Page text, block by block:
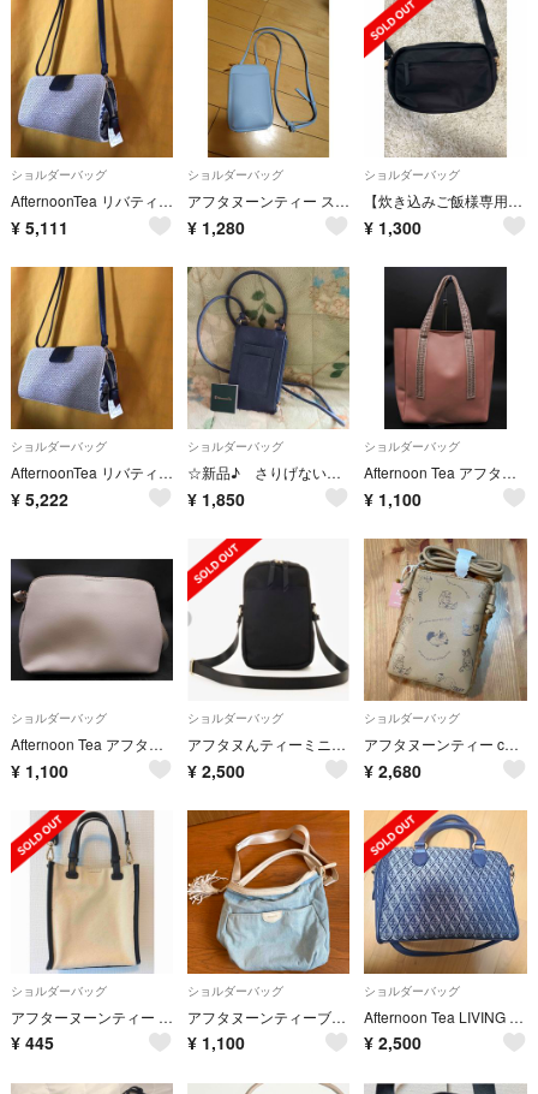
ショルダーバッグ
AfternoonTea リバティ 未使用 コラボ バッグ ショルダーバッグ
¥ 5,111
ショルダーバッグ
アフタヌーンティー スマホショルダー 水色 Panko
¥ 1,280
ショルダーバッグ
【炊き込みご飯様専用】ツイルナイロンショルダーバッグ
¥ 1,300
ショルダーバッグ
AfternoonTea リバティ 未使用 コラボ バッグ ショルダーバッグ
¥ 5,222
ショルダーバッグ
☆新品♪ さりげないくすみカラー「Afternoon Tea」のスマホポシェット
¥ 1,850
ショルダーバッグ
Afternoon Tea アフタヌーンティー フェイクレザー 2WAY ショルダー ポーチ付 トート バッグ ピンク ■■ レディース
¥ 1,100
ショルダーバッグ
Afternoon Tea アフタヌーンティー フェイクレザー ショルダー バッグ ライトベージュ ■■ レディース
¥ 1,100
ショルダーバッグ
アフタヌんティーミニショルダー
¥ 2,500
ショルダーバッグ
アフタヌーンティー cat's naptime スマホショルダーバッグ ベージュ
¥ 2,680
ショルダーバッグ
アフターヌーンティー ショルダーバッグ
¥ 445
ショルダーバッグ
アフタヌーンティーブルーデニムバッグ
¥ 1,100
ショルダーバッグ
Afternoon Tea LIVING モノグラムミニボストンバッグ アフタヌ
¥ 2,500